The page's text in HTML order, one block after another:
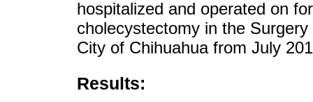
hospitalized and operated on
cholecystectomy in the
City of Chihuahua from July
Results: